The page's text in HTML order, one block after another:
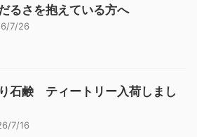
るさを抱えている方へ
7/26
石鹸 ティートリー入荷しまし
7/16